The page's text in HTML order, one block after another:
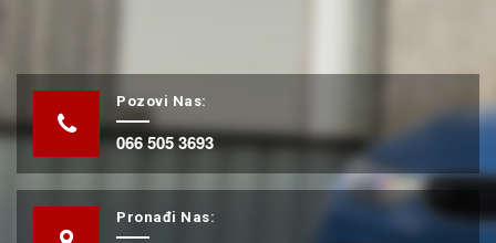
Pozovi Nas:
066 505 3693
Pronađi Nas: